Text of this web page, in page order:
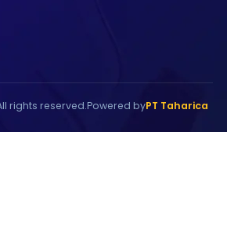
rights reserved.Powered byPT Taharica